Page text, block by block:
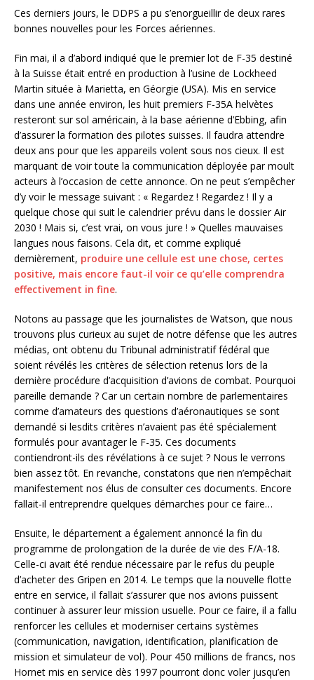
Ces derniers jours, le DDPS a pu s’enorgueillir de deux rares
bonnes nouvelles pour les Forces aériennes.
Fin mai, il a d’abord indiqué que le premier lot de F-35 destiné
à la Suisse était entré en production à l’usine de Lockheed
Martin située à Marietta, en Géorgie (USA). Mis en service
dans une année environ, les huit premiers F-35A helvètes
resteront sur sol américain, à la base aérienne d’Ebbing, afin
d’assurer la formation des pilotes suisses. Il faudra attendre
deux ans pour que les appareils volent sous nos cieux. Il est
marquant de voir toute la communication déployée par moult
acteurs à l’occasion de cette annonce. On ne peut s’empêcher
d’y voir le message suivant : « Regardez ! Regardez ! Il y a
quelque chose qui suit le calendrier prévu dans le dossier Air
2030 ! Mais si, c’est vrai, on vous jure ! » Quelles mauvaises
langues nous faisons. Cela dit, et comme expliqué
dernièrement, produire une cellule est une chose, certes
positive, mais encore faut-il voir ce qu’elle comprendra
effectivement in fine.
Notons au passage que les journalistes de Watson, que nous
trouvons plus curieux au sujet de notre défense que les autres
médias, ont obtenu du Tribunal administratif fédéral que
soient révélés les critères de sélection retenus lors de la
dernière procédure d’acquisition d’avions de combat. Pourquoi
pareille demande ? Car un certain nombre de parlementaires
comme d’amateurs des questions d’aéronautiques se sont
demandé si lesdits critères n’avaient pas été spécialement
formulés pour avantager le F-35. Ces documents
contiendront-ils des révélations à ce sujet ? Nous le verrons
bien assez tôt. En revanche, constatons que rien n’empêchait
manifestement nos élus de consulter ces documents. Encore
fallait-il entreprendre quelques démarches pour ce faire…
Ensuite, le département a également annoncé la fin du
programme de prolongation de la durée de vie des F/A-18.
Celle-ci avait été rendue nécessaire par le refus du peuple
d’acheter des Gripen en 2014. Le temps que la nouvelle flotte
entre en service, il fallait s’assurer que nos avions puissent
continuer à assurer leur mission usuelle. Pour ce faire, il a fallu
renforcer les cellules et moderniser certains systèmes
(communication, navigation, identification, planification de
mission et simulateur de vol). Pour 450 millions de francs, nos
Hornet mis en service dès 1997 pourront donc voler jusqu’en